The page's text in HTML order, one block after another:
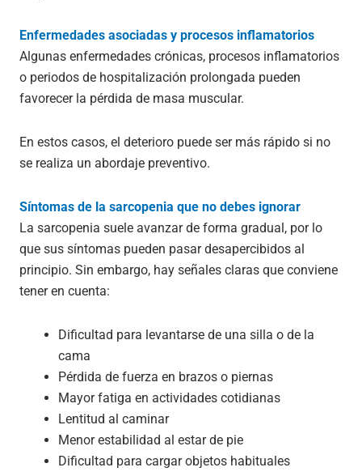
Enfermedades asociadas y procesos inflamatorios
Algunas enfermedades crónicas, procesos inflamatorios
o periodos de hospitalización prolongada pueden
favorecer la pérdida de masa muscular.
En estos casos, el deterioro puede ser más rápido si no
se realiza un abordaje preventivo.
Síntomas de la sarcopenia que no debes ignorar
La sarcopenia suele avanzar de forma gradual, por lo
que sus síntomas pueden pasar desapercibidos al
principio. Sin embargo, hay señales claras que conviene
tener en cuenta:
Dificultad para levantarse de una silla o de la
cama
Pérdida de fuerza en brazos o piernas
Mayor fatiga en actividades cotidianas
Lentitud al caminar
Menor estabilidad al estar de pie
Dificultad para cargar objetos habituales